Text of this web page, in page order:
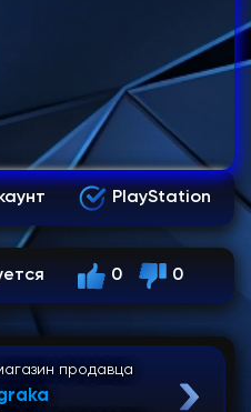
PlayStation
0 0
продавца